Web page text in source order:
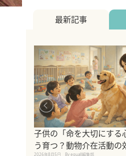
最新記事
子供の「命を大切にする
う育つ？動物介在活動の
2026年8月5日 By equall編集部